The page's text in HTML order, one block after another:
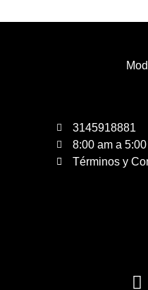
3145918881
8:00 am a
Términos y